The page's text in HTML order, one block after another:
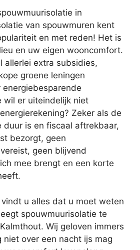
in
van spouwmuren kent
en met reden! Het is
en uw eigen wooncomfort.
allerlei extra subsidies,
groene leningen
wil er uiteindelijk niet
Zeker als de
duur is en fiscaal aftrekbaar,
bezorgt, geen
geen blijvend
mee brengt en een korte
u alles dat u moet weten
spouwmuurisolatie te
Wij geloven immers
over een nacht ijs mag